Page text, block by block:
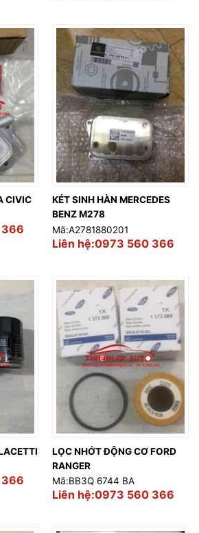
CIVIC
KÉT SINH HÀN MERCEDES
BENZ M278
Mã:A2781880201
Liên hệ:0973 560 366
LỌC NHỚT ĐỘNG CƠ FORD
RANGER
Mã:BB3Q 6744 BA
Liên hệ:0973 560 366